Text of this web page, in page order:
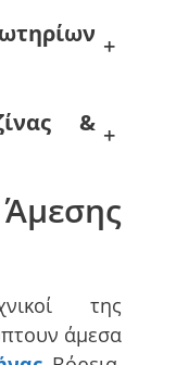
+
& +
της
άμεσα